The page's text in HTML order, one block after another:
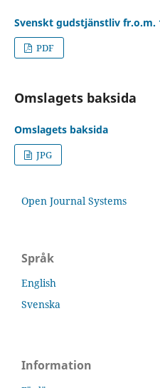
Svenskt gudstjänstliv fr.o.m.
PDF
Omslagets baksida
Omslagets baksida
JPG
Open Journal Systems
Språk
English
Svenska
Information